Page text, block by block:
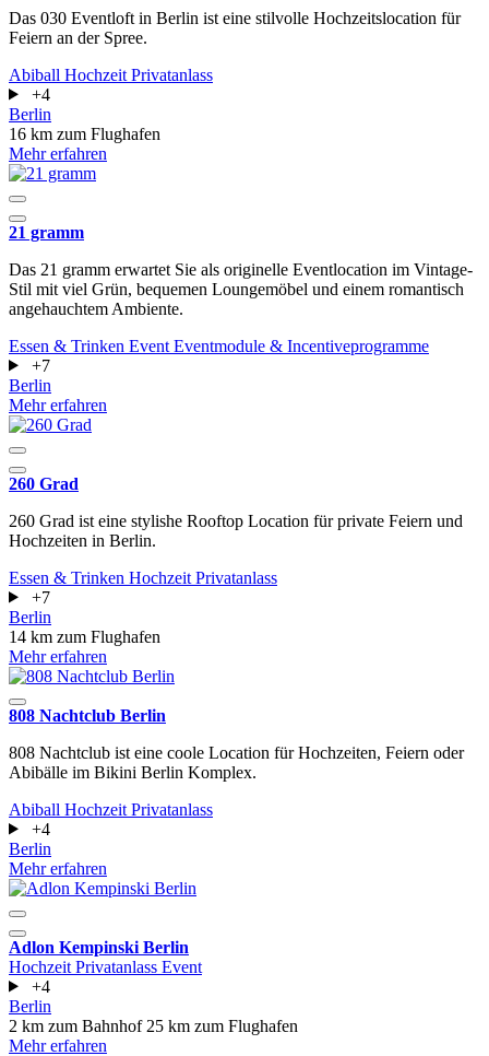
Das 030 Eventloft in Berlin ist eine stilvolle Hochzeitslocation für
Feiern an der Spree.
Abiball Hochzeit Privatanlass
+4
Berlin
16 km zum Flughafen
Mehr erfahren
21 gramm
Das 21 gramm erwartet Sie als originelle Eventlocation im Vintage-
Stil mit viel Grün, bequemen Loungemöbel und einem romantisch
angehauchtem Ambiente.
Essen & Trinken Event Eventmodule & Incentiveprogramme
+7
Berlin
Mehr erfahren
260 Grad
260 Grad ist eine stylishe Rooftop Location für private Feiern und
Hochzeiten in Berlin.
Essen & Trinken Hochzeit Privatanlass
+7
Berlin
14 km zum Flughafen
Mehr erfahren
808 Nachtclub Berlin
808 Nachtclub ist eine coole Location für Hochzeiten, Feiern oder
Abibälle im Bikini Berlin Komplex.
Abiball Hochzeit Privatanlass
+4
Berlin
Mehr erfahren
Adlon Kempinski Berlin
Hochzeit Privatanlass Event
+4
Berlin
2 km zum Bahnhof 25 km zum Flughafen
Mehr erfahren